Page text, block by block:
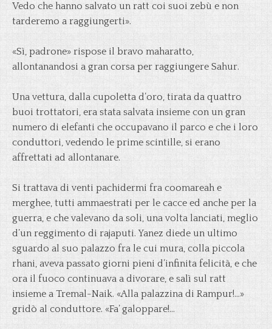
Vedo che hanno salvato un ratt coi suoi zebù e non
tarderemo a raggiungerti».
«Sì, padrone» rispose il bravo maharatto,
allontanandosi a gran corsa per raggiungere Sahur.
Una vettura, dalla cupoletta d’oro, tirata da quattro
buoi trottatori, era stata salvata insieme con un gran
numero di elefanti che occupavano il parco e che i loro
conduttori, vedendo le prime scintille, si erano
affrettati ad allontanare.
Si trattava di venti pachidermi fra coomareah e
merghee, tutti ammaestrati per le cacce ed anche per la
guerra, e che valevano da soli, una volta lanciati, meglio
d’un reggimento di rajaputi. Yanez diede un ultimo
sguardo al suo palazzo fra le cui mura, colla piccola
rhani, aveva passato giorni pieni d’infinita felicità, e che
ora il fuoco continuava a divorare, e salì sul ratt
insieme a Tremal-Naik. «Alla palazzina di Rampur!…»
gridò al conduttore. «Fa’ galoppare!…